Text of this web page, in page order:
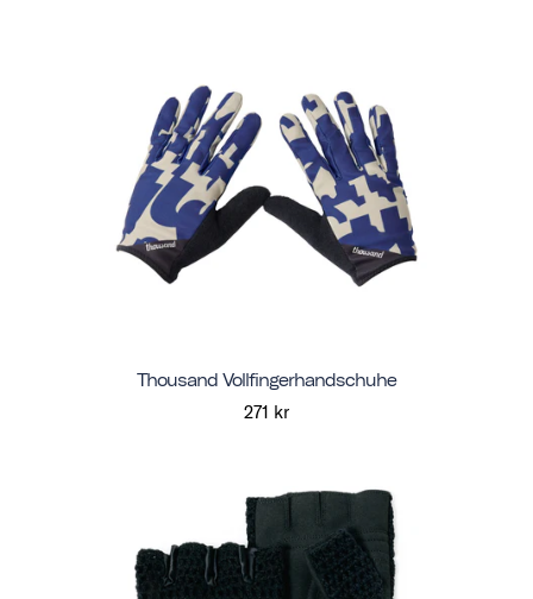
Thousand Vollfingerhandschuhe
271 kr